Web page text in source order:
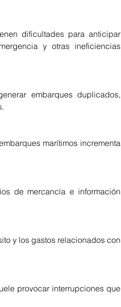
dificultades para anticipar
y otras ineficiencias
embarques duplicados,
marítimos incrementa
de mercancía e información
y los gastos relacionados con
provocar interrupciones que